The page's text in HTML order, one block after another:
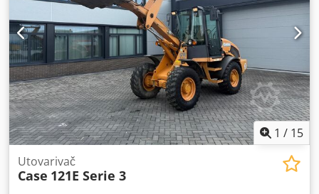
1 / 15
Utovarivač
Case 121E Serie 3